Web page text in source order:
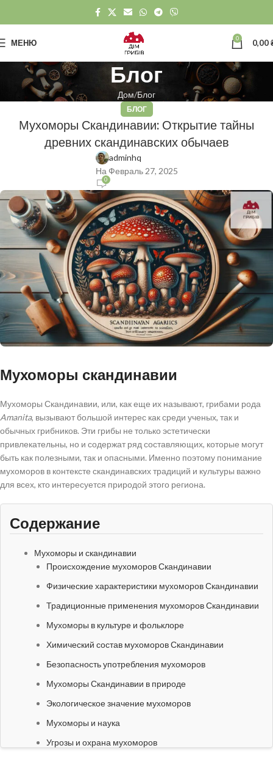
МЕНЮ 0 0,00
Блог
Дом Блог
БЛОГ
Мухоморы Скандинавии: Открытие тайны
древних скандинавских обычаев
adminhq
На Февраль 27, 2025
0
Мухоморы скандинавии
Мухоморы Скандинавии, или, как еще их называют, грибами рода
Amanita, вызывают большой интерес как среди ученых, так и
обычных грибников. Эти грибы не только эстетически
привлекательны, но и содержат ряд составляющих, которые могут
быть как полезными, так и опасными. Именно поэтому понимание
мухоморов в контексте скандинавских традиций и культуры важно
для всех, кто интересуется природой этого региона.
Содержание
Мухоморы и скандинавии
Происхождение мухоморов Скандинавии
Физические характеристики мухоморов Скандинавии
Традиционные применения мухоморов Скандинавии
Мухоморы в культуре и фольклоре
Химический состав мухоморов Скандинавии
Безопасность употребления мухоморов
Мухоморы Скандинавии в природе
Экологическое значение мухоморов
Мухоморы и наука
Угрозы и охрана мухоморов